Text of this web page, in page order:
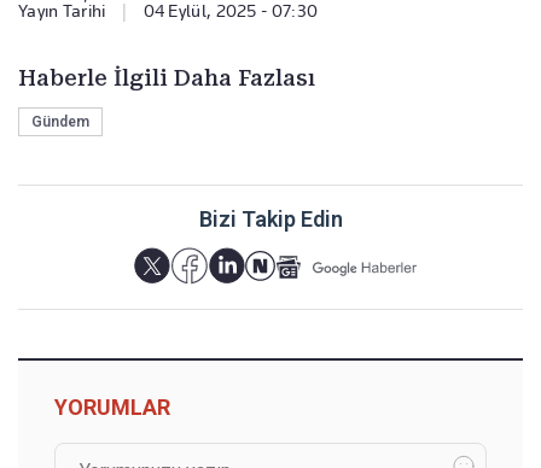
Yayın Tarihi 04 Eylül, 2025 - 07:30
Haberle İlgili Daha Fazlası
Gündem
Bizi Takip Edin
YORUMLAR